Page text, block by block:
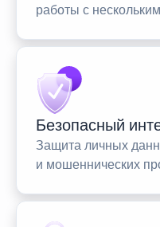
работы с
Безопасный
Защита личных
и мошеннических